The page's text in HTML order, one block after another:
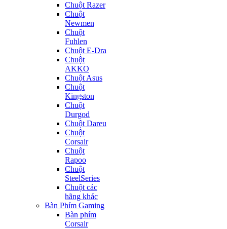
Chuột Razer
Chuột
Newmen
Chuột
Fuhlen
Chuột E-Dra
Chuột
AKKO
Chuột Asus
Chuột
Kingston
Chuột
Durgod
Chuột Dareu
Chuột
Corsair
Chuột
Rapoo
Chuột
SteelSeries
Chuột các
hãng khác
Bàn Phím Gaming
Bàn phím
Corsair